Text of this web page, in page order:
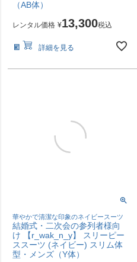
（AB体）
レンタル価格 ¥13,300税込
詳細を見る
華やかで清潔な印象のネイビースーツ
結婚式・二次会の参列者様向
け 【r_wak_n_y】 スリーピー
ススーツ (ネイビー) スリム体
型・メンズ（Y体）